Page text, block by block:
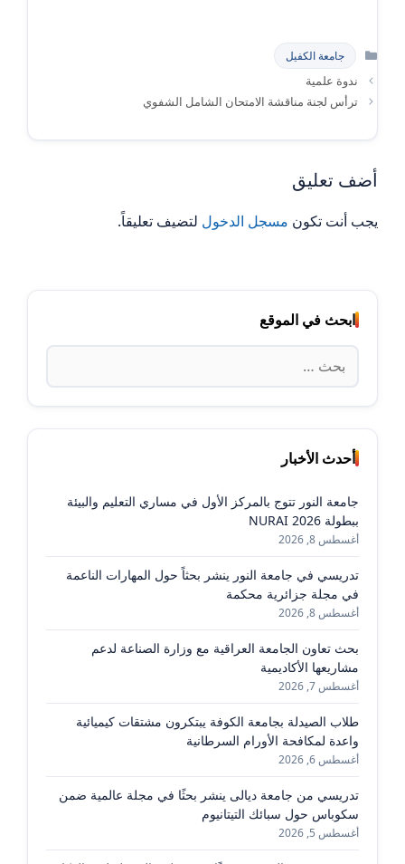
التصنيفات
جامعة الكفيل
ندوة علمية
ترأس لجنة مناقشة الامتحان الشامل الشفوي
أضف تعليق
يجب أنت تكون مسجل الدخول لتضيف تعليقاً.
ابحث في الموقع
البحث
عن:
أحدث الأخبار
جامعة النور تتوج بالمركز الأول في مساري التعليم والبيئة
ببطولة NURAI 2026
أغسطس 8, 2026
تدريسي في جامعة النور ينشر بحثاً حول المهارات الناعمة
في مجلة جزائرية محكمة
أغسطس 8, 2026
بحث تعاون الجامعة العراقية مع وزارة الصناعة لدعم
مشاريعها الأكاديمية
أغسطس 7, 2026
طلاب الصيدلة بجامعة الكوفة يبتكرون مشتقات كيميائية
واعدة لمكافحة الأورام السرطانية
أغسطس 6, 2026
تدريسي من جامعة ديالى ينشر بحثًا في مجلة عالمية ضمن
سكوباس حول سبائك التيتانيوم
أغسطس 5, 2026